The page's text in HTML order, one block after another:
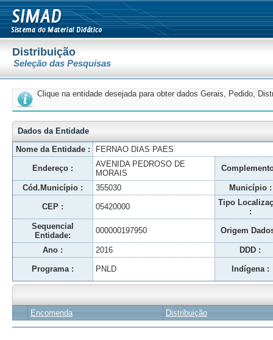
Distribuição
Seleção das Pesquisas
Clique na entidade desejada para obter dados Gerais, Pedido,
Dados da Entidade
Nome da Entidade :
FERNAO DIAS PAES
Endereço :
AVENIDA PEDROSO DE
MORAIS
Cód.Município : 355030 Município :
CEP : 05420000
Tipo
:
Sequencial
Entidade:
000000197950 Origem
Ano : 2016 DDD :
Programa : PNLD Indígena :
Encomenda Distribuição